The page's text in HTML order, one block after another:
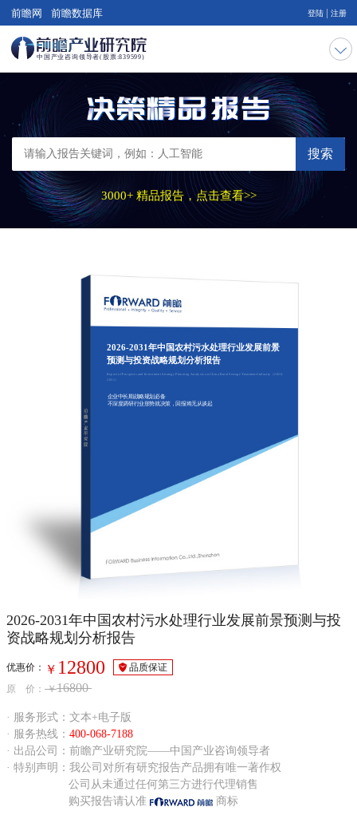
前瞻网 前瞻数据库 登陆 注册
搜索
3000+ 精品报告，点击查看>>
2026-2031年中国农村污水处理行业发展前景
预测与投资战略规划分析报告
Report of Prospects and Investment Strategy Planning Analysis on China Rural Sewage Treatment Industry（2026-
2031）
企业中长期战略规划必备
不深度调研行业形势就决策，回报将无从谈起
2026-2031年中国农村污水处理行业发展前景预测与投
资战略规划分析报告
优惠价： ￥ 12800
品质保证
原 价： ￥16800
· 服务形式：文本+电子版
· 服务热线： 400-068-7188
· 出品公司：前瞻产业研究院——中国产业咨询领导者
· 特别声明：我公司对所有研究报告产品拥有唯一著作权
公司从未通过任何第三方进行代理销售
购买报告请认准
商标